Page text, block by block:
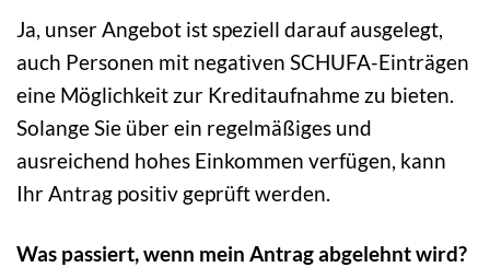
Ja, unser Angebot ist speziell darauf ausgelegt,
auch Personen mit negativen SCHUFA-Einträgen
eine Möglichkeit zur Kreditaufnahme zu bieten.
Solange Sie über ein regelmäßiges und
ausreichend hohes Einkommen verfügen, kann
Ihr Antrag positiv geprüft werden.
Was passiert, wenn mein Antrag abgelehnt wird?